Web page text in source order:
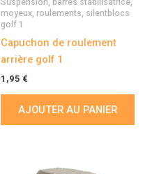
moyeux, roulements, silentblocs
golf 1
Capuchon de roulement
arrière golf 1
1,95 €
AJOUTER AU PANIER